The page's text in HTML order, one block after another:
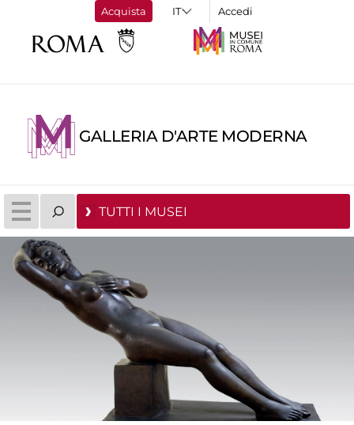
Acquista Accedi
GALLERIA D'ARTE MODERNA
TUTTI I MUSEI